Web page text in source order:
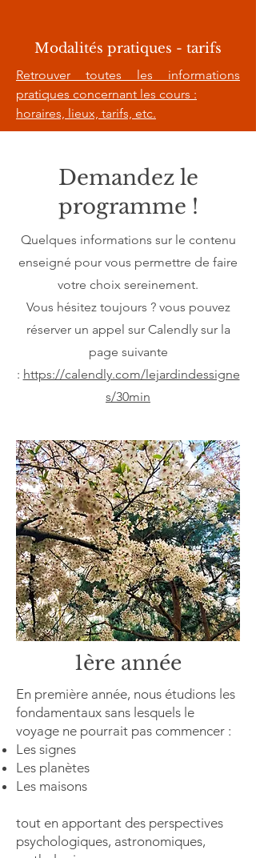
Modalités pratiques - tarifs
Retrouver toutes les informations
pratiques concernant les cours :
horaires, lieux, tarifs, etc.
Demandez le
programme !
Quelques informations sur le contenu
enseigné pour vous permettre de faire
votre choix sereinement.
Vous hésitez toujours ? vous pouvez
réserver un appel sur Calendly sur la
page suivante
: https://calendly.com/lejardindessigne
s/30min
1ère année
En première année, nous étudions les
fondamentaux sans lesquels le
voyage ne pourrait pas commencer :
Les signes
Les planètes
Les maisons
tout en apportant des perspectives
psychologiques, astronomiques,